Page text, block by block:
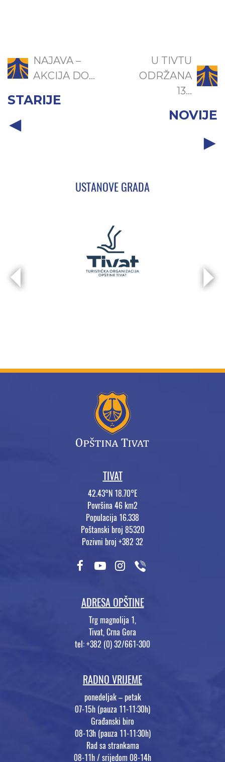
NAJAVA –
AKCIJA DO...
STARIJE
U TIVTU
ODRŽANA
13...
NOVIJE
USTANOVE GRADA
TIVAT
42.43°N 18.70°E
Površina 46 km2
Populacija 16.338
Poštanski broj 85320
Pozivni broj +382 32
ADRESA OPŠTINE
Trg magnolija 1,
Tivat, Crna Gora
tel: +382 (0) 32/661-300
RADNO VRIJEME
ponedeljak – petak
07-15h (pauza 11-11:30h)
Građanski biro
08-13h (pauza 11-11:30h)
Rad sa strankama
08-11h / srijedom 08-14h